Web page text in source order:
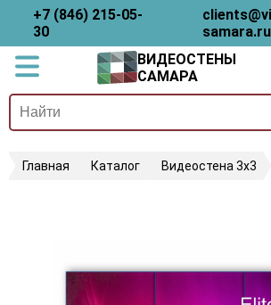
+7 (846) 215-05-
30
samara.ru
ВИДЕОСТЕНЫ
САМАРА
Главная Каталог Видеостена 3х3